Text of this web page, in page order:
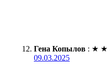
Гена Копылов : ★ ★
09.03.2025